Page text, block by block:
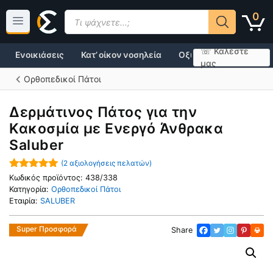
περιεχόμενο
0
Products
search
☏ Καλέστε
μας
Κατ’ οίκον νοσηλεία Οξυγονοθεραπεία
Ενοικιάσεις
Ορθοπεδικοί Πάτοι
Δερμάτινος Πάτος για την
Κακοσμία με Ενεργό Άνθρακα
Saluber
5.00out of
5
(2 αξιολογήσεις πελατών)
Κωδικός προϊόντος: 438/338
Κατηγορία: Ορθοπεδικοί Πάτοι
Εταιρία: SALUBER
Share
Super Προσφορά